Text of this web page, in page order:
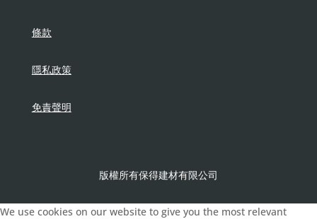
條款
隱私政策
免責聲明
版權所有保得建材有限公司
We use cookies on our website to give you the most relevant